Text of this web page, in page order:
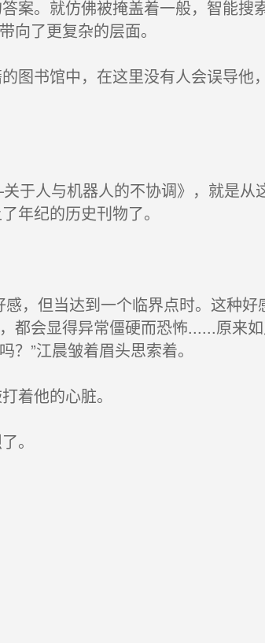
。就仿佛被掩盖着一般，智能搜
向了更复杂的层面。
图书馆中，在这里没有人会误导他
人与机器人的不协调》，就是从
年纪的历史刊物了。
，但当达到一个临界点时。这种
都会显得异常僵硬而恐怖......原来
”江晨皱着眉头思索着。
着他的心脏。
。